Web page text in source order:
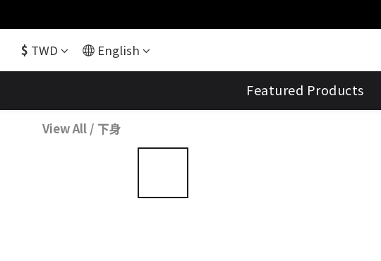
「
「
$ TWD English
Featured Products
View All / 下身